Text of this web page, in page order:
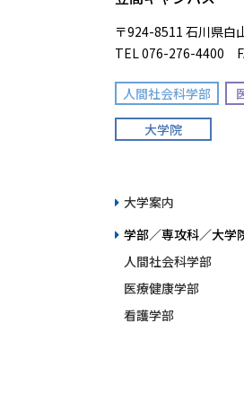
〒924-8511 石川県白
TEL 076-276-4400
人間社会科学部
大学院
大学案内
学部／専攻科／大学
人間社会科学部
医療健康学部
看護学部